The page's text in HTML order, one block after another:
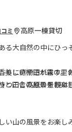
ちしております。
星空の宿たかはら
ミ 高原一棟貸切
る大自然の中にひっ
りに癒やされます。
と田舎の風景をお楽
美しい棚田が霧の里
つここ高原の景観
い山の風景をお楽し